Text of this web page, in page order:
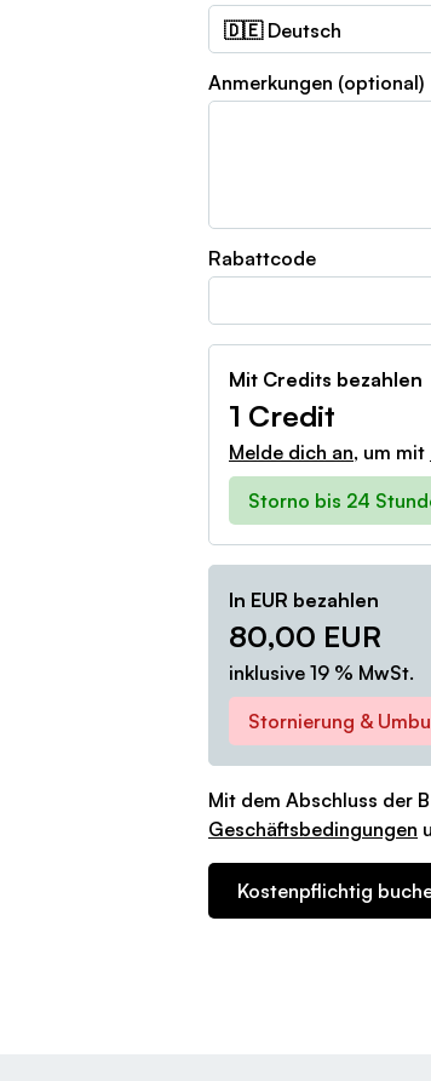
Anmerkungen (optional)
Rabattcode
Mit Credits bezahlen
1 Credit
Melde dich an, um mit
Storno bis 24
In EUR bezahlen
80,00 EUR
inklusive 19 % MwSt.
Stornierung &
Mit dem Abschluss der
Geschäftsbedingungen
Kostenpflichtig